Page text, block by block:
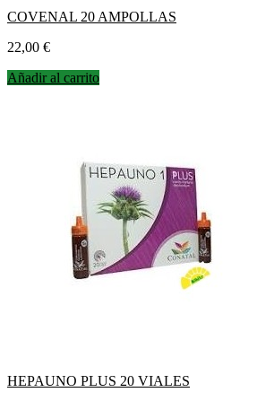
COVENAL 20 AMPOLLAS
Precio
22,00 €
Añadir al carrito
HEPAUNO PLUS 20 VIALES